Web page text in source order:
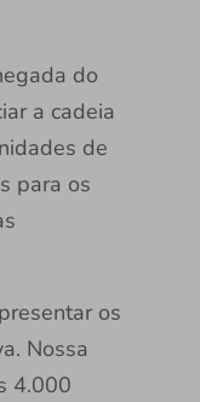
do
a cadeia
de
para os
os
Nossa
4.000